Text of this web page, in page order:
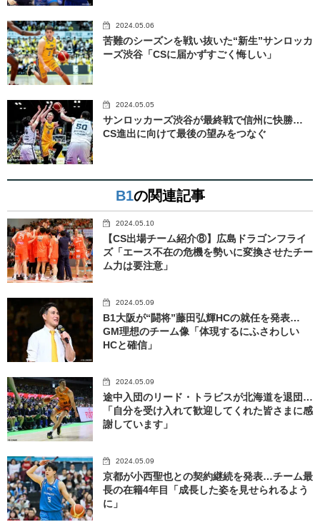
2024.05.06
苦難のシーズンを戦い抜いた“新生”サンロッカ
ーズ渋谷「CSに届かずすごく悔しい」
2024.05.05
サンロッカーズ渋谷が最終戦で信州に快勝…
CS進出に向けて最後の望みをつなぐ
B1の関連記事
2024.05.10
【CS出場チーム紹介⑧】広島ドラゴンフライ
ズ「エース不在の危機を勢いに変換させたチー
ム力は要注意」
2024.05.09
B1大阪が“闘将”藤田弘輝HCの就任を発表…
GM理想のチーム像「体現するにふさわしい
HCと確信」
2024.05.09
途中入団のリード・トラビスが北海道を退団…
「自分を受け入れて歓迎してくれた皆さまに感
謝しています」
2024.05.09
京都が小西聖也との契約継続を発表…チーム最
長の在籍4年目「成長した姿を見せられるよう
に」